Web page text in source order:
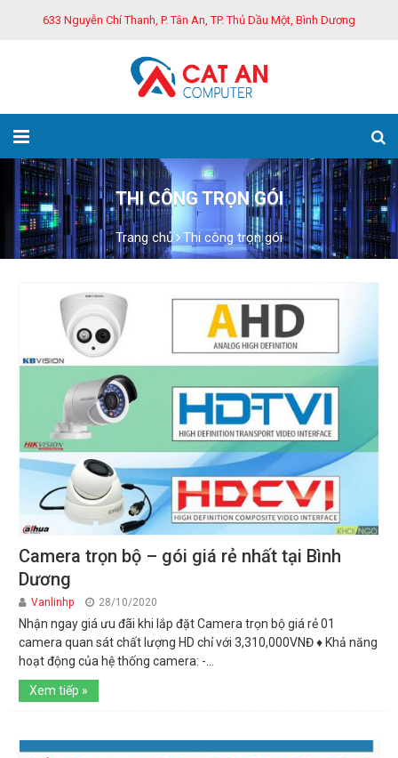
633 Nguyễn Chí Thanh, P. Tân An, TP. Thủ Dầu Một, Bình Dương
THI CÔNG TRỌN GÓI
Trang chủ Thi công trọn gói
Camera trọn bộ – gói giá rẻ nhất tại Bình
Dương
Vanlinhp 28/10/2020
Nhận ngay giá ưu đãi khi lắp đặt Camera trọn bộ giá rẻ 01
camera quan sát chất lượng HD chỉ với 3,310,000VNĐ ♦ Khả năng
hoạt động của hệ thống camera: -...
Xem tiếp »